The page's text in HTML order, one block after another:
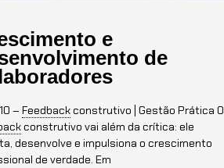
e
de
– Feedbackconstrutivo | Gestão Prática O
construtivo vai além da crítica: ele
desenvolve e impulsiona o crescimento
de verdade. Em